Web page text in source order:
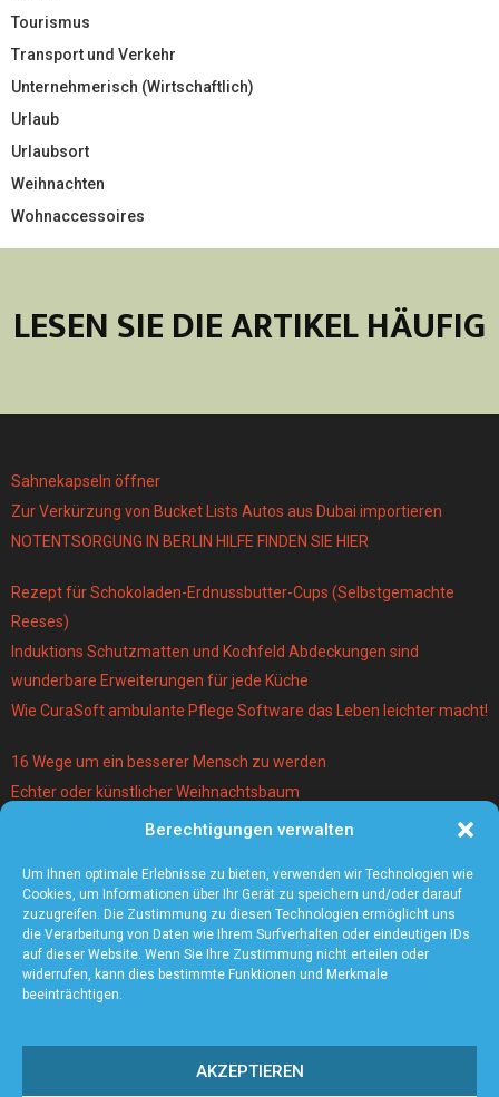
Berechtigungen verwalten
Um Ihnen optimale Erlebnisse zu bieten, verwenden wir Technologien wie
Cookies, um Informationen über Ihr Gerät zu speichern und/oder darauf
zuzugreifen. Die Zustimmung zu diesen Technologien ermöglicht uns
die Verarbeitung von Daten wie Ihrem Surfverhalten oder eindeutigen IDs
auf dieser Website. Wenn Sie Ihre Zustimmung nicht erteilen oder
widerrufen, kann dies bestimmte Funktionen und Merkmale
beeinträchtigen.
AKZEPTIEREN
Tourismus
Transport und Verkehr
Unternehmerisch (Wirtschaftlich)
Urlaub
Urlaubsort
Weihnachten
Wohnaccessoires
LESEN SIE DIE ARTIKEL HÄUFIG
Sahnekapseln öffner
Zur Verkürzung von Bucket Lists Autos aus Dubai importieren
NOTENTSORGUNG IN BERLIN HILFE FINDEN SIE HIER
Rezept für Schokoladen-Erdnussbutter-Cups (Selbstgemachte
Reeses)
Induktions Schutzmatten und Kochfeld Abdeckungen sind
wunderbare Erweiterungen für jede Küche
Wie CuraSoft ambulante Pflege Software das Leben leichter macht!
16 Wege um ein besserer Mensch zu werden
Echter oder künstlicher Weihnachtsbaum
Warum lohnt es sich einen Magier und Mentalist zu buchen?
Die 5 angesagtesten Schmuck-Trends 2021